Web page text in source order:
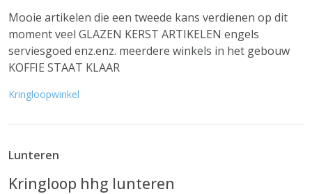
Mooie artikelen die een tweede kans verdienen op dit
moment veel GLAZEN KERST ARTIKELEN engels
serviesgoed enz.enz. meerdere winkels in het gebouw
KOFFIE STAAT KLAAR
Kringloopwinkel
Lunteren
Kringloop hhg lunteren